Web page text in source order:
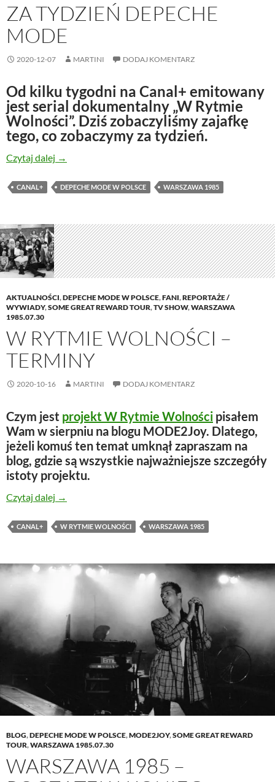
ZA TYDZIEŃ DEPECHE
MODE
2020-12-07 MARTINI DODAJ KOMENTARZ
Od kilku tygodni na Canal+ emitowany
jest serial dokumentalny „W Rytmie
Wolności”. Dziś zobaczyliśmy zajafkę
tego, co zobaczymy za tydzień.
Czytaj dalej Za tydzień depeche MODE
→
CANAL+ DEPECHE MODE W POLSCE WARSZAWA 1985
AKTUALNOŚCI,DEPECHE MODE W POLSCE,FANI,REPORTAŻE /
WYWIADY,SOME GREAT REWARD TOUR,TV SHOW,WARSZAWA
1985.07.30
W RYTMIE WOLNOŚCI –
TERMINY
2020-10-16 MARTINI DODAJ KOMENTARZ
Czym jest projekt W Rytmie Wolności pisałem
Wam w sierpniu na blogu MODE2Joy. Dlatego,
jeżeli komuś ten temat umknął zapraszam na
blog, gdzie są wszystkie najważniejsze szczegóły
istoty projektu.
Czytaj dalej W rytmie wolności – terminy
→
CANAL+ W RYTMIE WOLNOŚCI WARSZAWA 1985
BLOG,DEPECHE MODE W POLSCE,MODE2JOY,SOME GREAT REWARD
TOUR,WARSZAWA 1985.07.30
WARSZAWA 1985 –